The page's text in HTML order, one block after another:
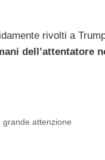
rivolti a
dell’attentatore
grande attenzione